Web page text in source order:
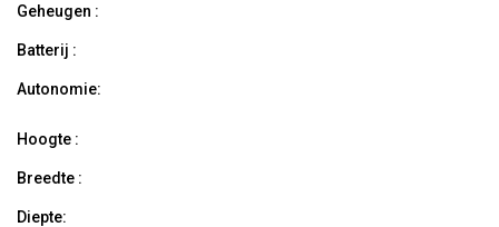
Geheugen :
Batterij :
Autonomie:
Hoogte :
Breedte :
Diepte: